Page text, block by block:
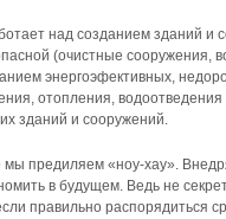
над созданием зданий и
(очистные сооружения,
энергоэфективных,
отопления,
зданий и сооружений.
предиляем «ноу-хау».
в будущем. Ведь не
правильно распорядиться